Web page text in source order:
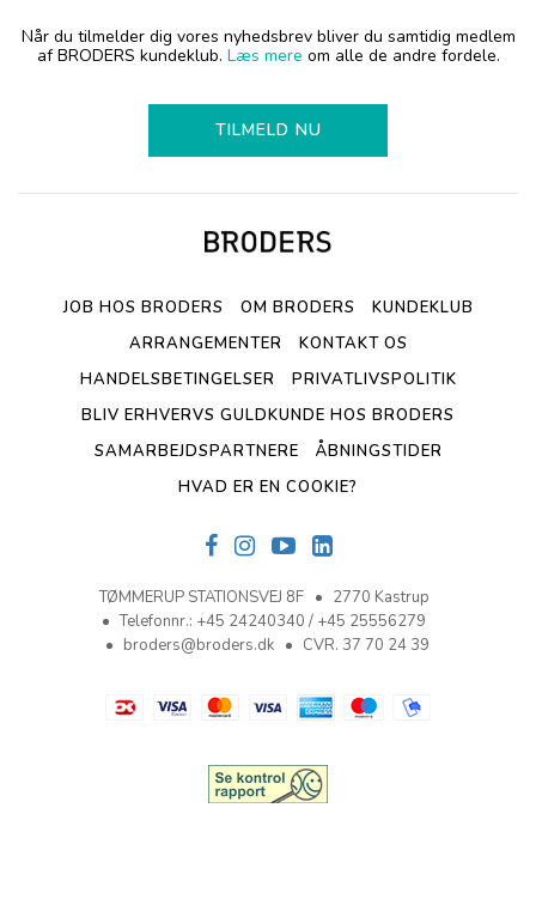
Når du tilmelder dig vores nyhedsbrev bliver du samtidig medlem
af BRODERS kundeklub. Læs mere om alle de andre fordele.
TILMELD NU
JOB HOS BRODERS OM BRODERS
KUNDEKLUB
ARRANGEMENTER
KONTAKT OS
HANDELSBETINGELSER
PRIVATLIVSPOLITIK
BLIV ERHVERVS GULDKUNDE HOS BRODERS
SAMARBEJDSPARTNERE
ÅBNINGSTIDER
HVAD ER EN COOKIE?
TØMMERUP STATIONSVEJ 8F
2770 Kastrup
Telefonnr.: +45 24240340 / +45 25556279
broders@broders.dk
CVR. 37 70 24 39